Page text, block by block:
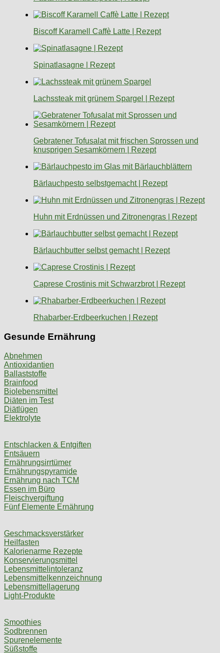
Biscoff Karamell Caffè Latte | Rezept
Spinatlasagne | Rezept
Lachssteak mit grünem Spargel | Rezept
Gebratener Tofusalat mit frischen Sprossen und
knusprigen Sesamkörnern | Rezept
Bärlauchpesto selbstgemacht | Rezept
Huhn mit Erdnüssen und Zitronengras | Rezept
Bärlauchbutter selbst gemacht | Rezept
Caprese Crostinis mit Schwarzbrot | Rezept
Rhabarber-Erdbeerkuchen | Rezept
Gesunde Ernährung
Abnehmen
Antioxidantien
Ballaststoffe
Brainfood
Biolebensmittel
Diäten im Test
Diätlügen
Elektrolyte
Entschlacken & Entgiften
Entsäuern
Ernährungsirrtümer
Ernährungspyramide
Ernährung nach TCM
Essen im Büro
Fleischvergiftung
Fünf Elemente Ernährung
Geschmacksverstärker
Heilfasten
Kalorienarme Rezepte
Konservierungsmittel
Lebensmittelintoleranz
Lebensmittelkennzeichnung
Lebensmittellagerung
Light-Produkte
Smoothies
Sodbrennen
Spurenelemente
Süßstoffe